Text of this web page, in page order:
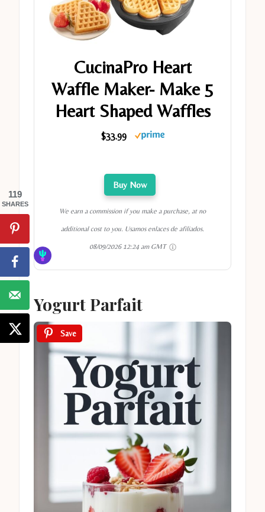
CucinaPro Heart
Waffle Maker- Make 5
Heart Shaped Waffles
$33.99
Buy Now
We earn a commission if you make a purchase, at no
additional cost to you. Usamos enlaces de afiliados.
08/09/2026 12:24 am GMT
Yogurt Parfait
Save
119
SHARES